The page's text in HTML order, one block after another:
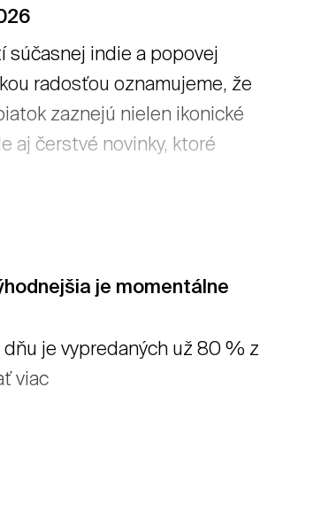
súčasnej indie a popovej
radosťou oznamujeme, že
zaznejú nielen ikonické
aj čerstvé novinky, ktoré
je momentálne
je vypredaných už 80 % z
viac